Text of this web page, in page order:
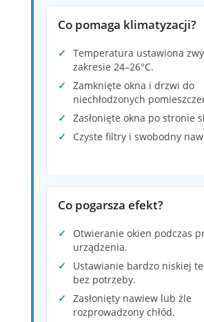
Co pomaga klimatyzacji?
Temperatura ustawiona
zakresie 24–26°C.
Zamknięte okna i drzwi do
niechłodzonych
Zasłonięte okna po stronie
Czyste filtry i swobodny
Co pogarsza efekt?
Otwieranie okien podczas
urządzenia.
Ustawianie bardzo niskiej
bez potrzeby.
Zasłonięty nawiew lub źle
rozprowadzony chłód.